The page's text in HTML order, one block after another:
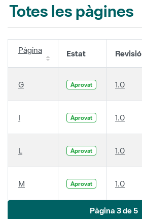
Totes les pàgines
Pàgina Estat Revisió
G Aprovat 1.0
I Aprovat 1.0
L Aprovat 1.0
M Aprovat 1.0
Pàgina 3 de 5